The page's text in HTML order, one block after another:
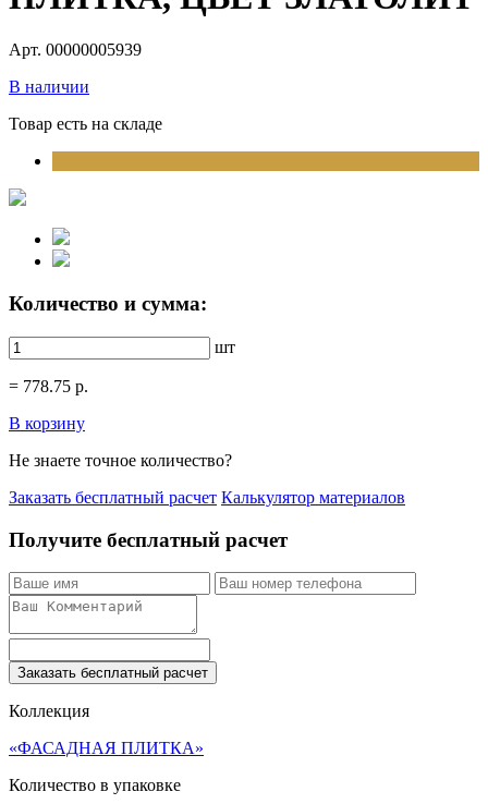
Арт. 00000005939
В наличии
Товар есть на складе
Количество и сумма:
шт
= 778.75 р.
В корзину
Не знаете точное количество?
Заказать бесплатный расчет Калькулятор материалов
Получите бесплатный расчет
Заказать бесплатный расчет
Коллекция
«ФАСАДНАЯ ПЛИТКА»
Количество в упаковке